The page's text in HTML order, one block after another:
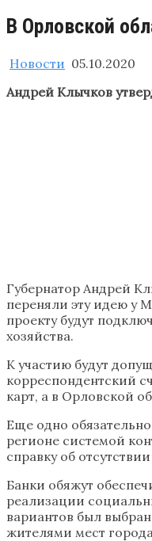
В Орловской
Новости 05.10.2020
Андрей Клычков
Губернатор Андрей
переняли эту идею у
проекту будут
хозяйства.
К участию будут
корреспондентский
карт, а в Орловской
Еще одно
регионе системой
справку об
Банки обяжут
реализации
вариантов был
жителями мест